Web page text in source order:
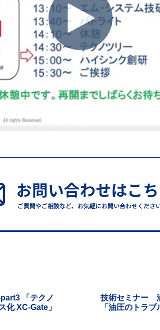
「テクノ
化 XC-Gate」
技術セミナー
「油圧のトラ